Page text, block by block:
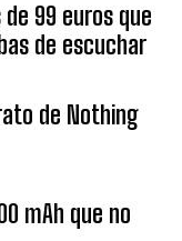
99 euros que
de escuchar
de Nothing
mAh que no